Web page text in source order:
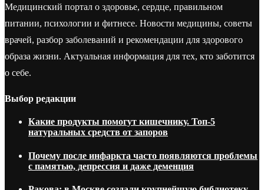
Медицинский портал о здоровье, сердце, правильном
питании, психологии и фитнесе. Новости медицины, советы
врачей, разбор заболеваний и рекомендации для здорового
образа жизни. Актуальная информация для тех, кто заботится
о себе.
Выбор редакции
Какие продукты помогут кишечнику. Топ-5
натуральных средств от запоров
Почему после инфаркта часто появляются проблемы
с памятью, депрессия и даже деменция